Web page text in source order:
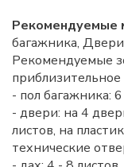
Рекомендуемые
багажника,
Рекомендуемые
приблизительное
- пол багажника:
- двери: на 4
листов, на
технические